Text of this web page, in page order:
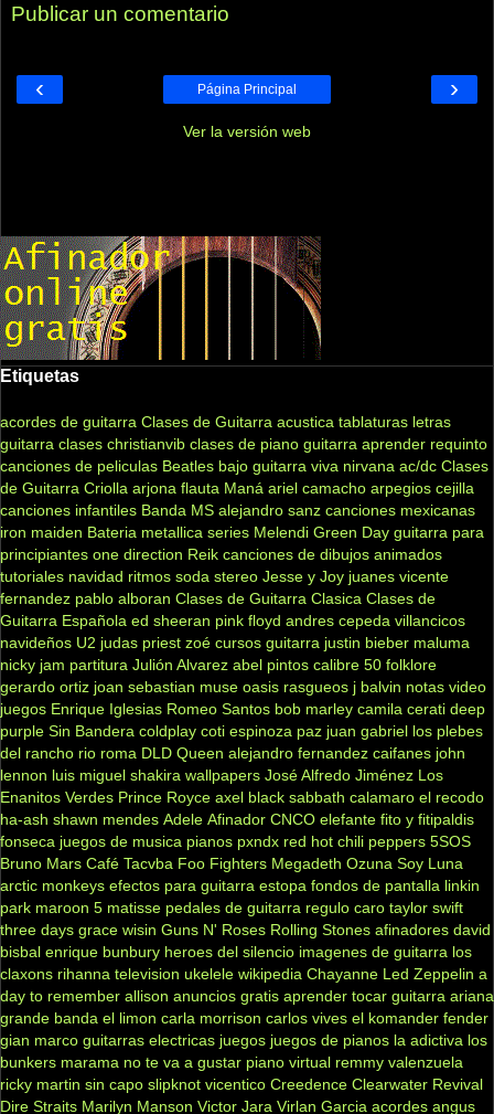
Publicar un comentario
‹ ›
Página Principal
Ver la versión web
Etiquetas
acordes de guitarra Clases de Guitarra acustica tablaturas letras
guitarra clases christianvib clases de piano guitarra aprender requinto
canciones de peliculas Beatles bajo guitarra viva nirvana ac/dc Clases
de Guitarra Criolla arjona flauta Maná ariel camacho arpegios cejilla
canciones infantiles Banda MS alejandro sanz canciones mexicanas
iron maiden Bateria metallica series Melendi Green Day guitarra para
principiantes one direction Reik canciones de dibujos animados
tutoriales navidad ritmos soda stereo Jesse y Joy juanes vicente
fernandez pablo alboran Clases de Guitarra Clasica Clases de
Guitarra Española ed sheeran pink floyd andres cepeda villancicos
navideños U2 judas priest zoé cursos guitarra justin bieber maluma
nicky jam partitura Julión Alvarez abel pintos calibre 50 folklore
gerardo ortiz joan sebastian muse oasis rasgueos j balvin notas video
juegos Enrique Iglesias Romeo Santos bob marley camila cerati deep
purple Sin Bandera coldplay coti espinoza paz juan gabriel los plebes
del rancho rio roma DLD Queen alejandro fernandez caifanes john
lennon luis miguel shakira wallpapers José Alfredo Jiménez Los
Enanitos Verdes Prince Royce axel black sabbath calamaro el recodo
ha-ash shawn mendes Adele Afinador CNCO elefante fito y fitipaldis
fonseca juegos de musica pianos pxndx red hot chili peppers 5SOS
Bruno Mars Café Tacvba Foo Fighters Megadeth Ozuna Soy Luna
arctic monkeys efectos para guitarra estopa fondos de pantalla linkin
park maroon 5 matisse pedales de guitarra regulo caro taylor swift
three days grace wisin Guns N' Roses Rolling Stones afinadores david
bisbal enrique bunbury heroes del silencio imagenes de guitarra los
claxons rihanna television ukelele wikipedia Chayanne Led Zeppelin a
day to remember allison anuncios gratis aprender tocar guitarra ariana
grande banda el limon carla morrison carlos vives el komander fender
gian marco guitarras electricas juegos juegos de pianos la adictiva los
bunkers marama no te va a gustar piano virtual remmy valenzuela
ricky martin sin capo slipknot vicentico Creedence Clearwater Revival
Dire Straits Marilyn Manson Victor Jara Virlan Garcia acordes angus